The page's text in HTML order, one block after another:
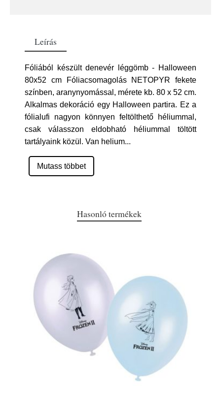
Leírás
Fóliából készült denevér léggömb - Halloween
80x52 cm Fóliacsomagolás NETOPYR fekete
színben, aranynyomással, mérete kb. 80 x 52 cm.
Alkalmas dekoráció egy Halloween partira. Ez a
fólialufi nagyon könnyen feltölthető héliummal,
csak válasszon eldobható héliummal töltött
tartályaink közül. Van helium...
Mutass többet
Hasonló termékek